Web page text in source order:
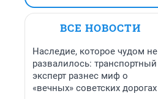
ВСЕ НОВОСТИ
Наследие, которое чудом не
развалилось: транспортный
эксперт разнес миф о
«вечных» советских дорогах